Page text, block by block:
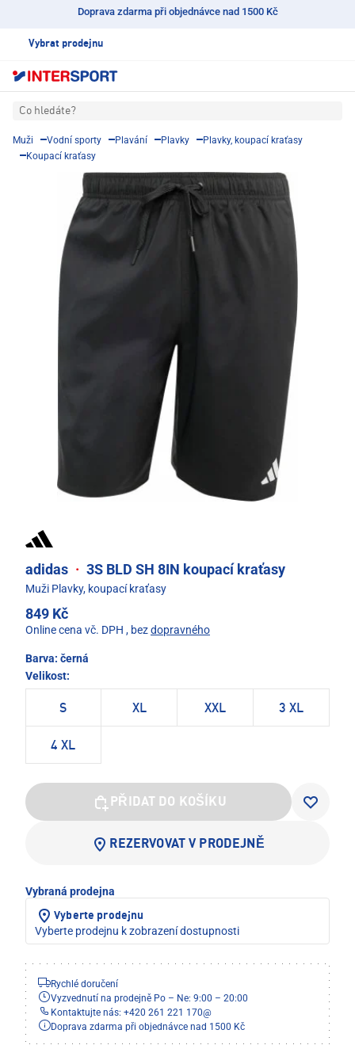
Doprava zdarma při objednávce nad 1500 Kč
Vybrat prodejnu
Co hledáte?
Muži Vodní sporty Plavání Plavky
Plavky, koupací kraťasy
Koupací kraťasy
adidas · 3S BLD SH 8IN koupací kraťasy
Muži Plavky, koupací kraťasy
849 Kč
Online cena vč. DPH , bezdopravného
Barva: černá
Velikost:
S XL XXL 3 XL
4 XL
PŘIDAT DO KOŠÍKU
REZERVOVAT V PRODEJNĚ
Vybraná prodejna
Vyberte prodejnu
Vyberte prodejnu k zobrazení dostupnosti
Rychlé doručení
Vyzvednutí na prodejně Po – Ne: 9:00 – 20:00
Kontaktujte nás: +420 261 221 170@
Doprava zdarma při objednávce nad 1500 Kč